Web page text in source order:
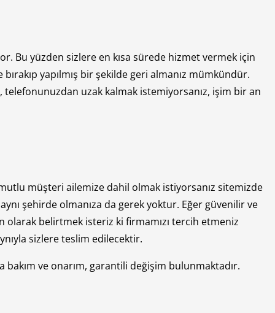
Bu yüzden sizlere en kısa sürede hizmet vermek için
yapılmış bir şekilde geri almanız mümkündür.
telefonunuzdan uzak kalmak istemiyorsanız, işim bir an
müşteri ailemize dahil olmak istiyorsanız sitemizde
şehirde olmanıza da gerek yoktur. Eğer güvenilir ve
olarak belirtmek isteriz ki firmamızı tercih etmeniz
sizlere teslim edilecektir.
bakım ve onarım, garantili değişim bulunmaktadır.